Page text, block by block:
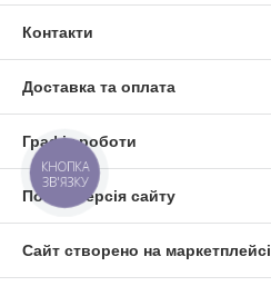
Контакти
Доставка та оплата
Графік роботи
Повна версія сайту
Сайт створено на маркетплейсі
КНОПКА
ЗВ'ЯЗКУ